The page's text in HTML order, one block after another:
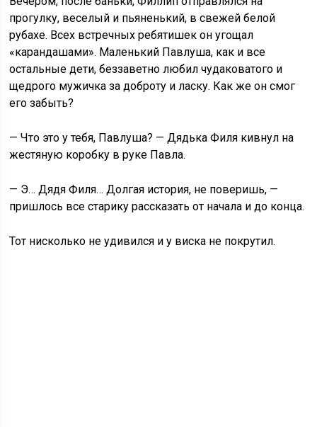
прогулку, веселый и пьяненький, в свежей белой
рубахе. Всех встречных ребятишек он угощал
«карандашами». Маленький Павлуша, как и все
остальные дети, беззаветно любил чудаковатого и
щедрого мужичка за доброту и ласку. Как же он смог
его забыть?
— Что это у тебя, Павлуша? — Дядька Филя кивнул на
жестяную коробку в руке Павла.
— Э… Дядя Филя… Долгая история, не поверишь, —
пришлось все старику рассказать от начала и до конца.
Тот нисколько не удивился и у виска не покрутил.